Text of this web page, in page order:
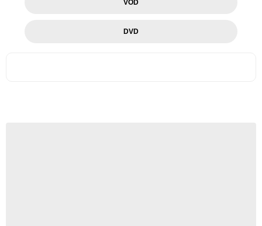
VOD
DVD